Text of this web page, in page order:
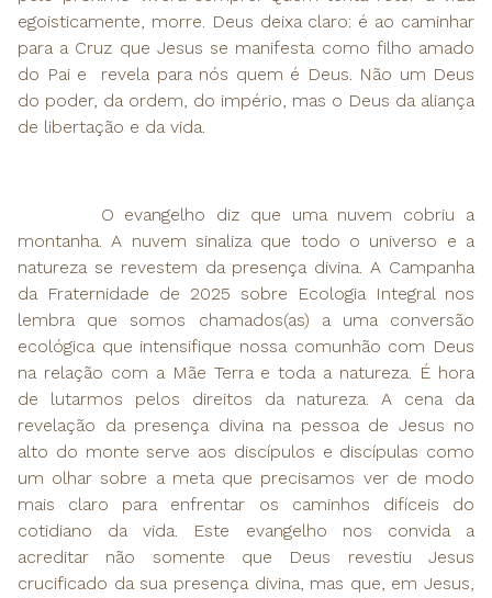
egoisticamente, morre. Deus deixa claro: é ao caminhar
para a Cruz que Jesus se manifesta como filho amado
do Pai e revela para nós quem é Deus. Não um Deus
do poder, da ordem, do império, mas o Deus da aliança
de libertação e da vida.
O evangelho diz que uma nuvem cobriu a
montanha. A nuvem sinaliza que todo o universo e a
natureza se revestem da presença divina. A Campanha
da Fraternidade de 2025 sobre Ecologia Integral nos
lembra que somos chamados(as) a uma conversão
ecológica que intensifique nossa comunhão com Deus
na relação com a Mãe Terra e toda a natureza. É hora
de lutarmos pelos direitos da natureza. A cena da
revelação da presença divina na pessoa de Jesus no
alto do monte serve aos discípulos e discípulas como
um olhar sobre a meta que precisamos ver de modo
mais claro para enfrentar os caminhos difíceis do
cotidiano da vida. Este evangelho nos convida a
acreditar não somente que Deus revestiu Jesus
crucificado da sua presença divina, mas que, em Jesus,